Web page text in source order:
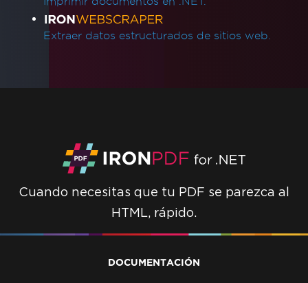
Extraer datos estructurados de sitios web.
Cuando necesitas que tu PDF se parezca al
HTML, rápido.
DOCUMENTACIÓN